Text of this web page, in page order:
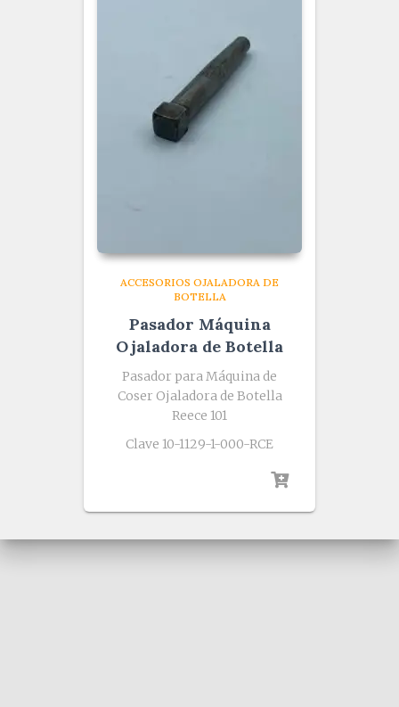
ACCESORIOS OJALADORA DE
BOTELLA
Pasador Máquina
Ojaladora de Botella
Pasador para Máquina de
Coser Ojaladora de Botella
Reece 101
Clave 10-1129-1-000-RCE